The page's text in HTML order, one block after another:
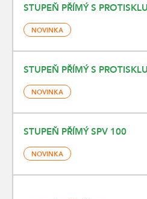
STUPEŇ PŘÍMÝ S
NOVINKA
STUPEŇ PŘÍMÝ S
NOVINKA
STUPEŇ PŘÍMÝ SPV 100
NOVINKA